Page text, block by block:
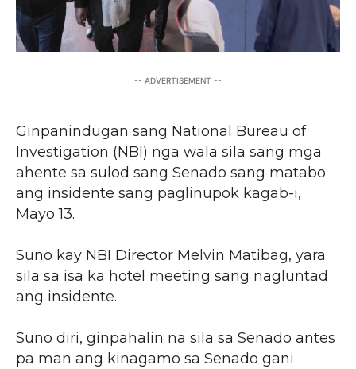
-- ADVERTISEMENT --
Ginpanindugan sang National Bureau of
Investigation (NBI) nga wala sila sang mga
ahente sa sulod sang Senado sang matabo
ang insidente sang paglinupok kagab-i,
Mayo 13.
Suno kay NBI Director Melvin Matibag, yara
sila sa isa ka hotel meeting sang nagluntad
ang insidente.
Suno diri, ginpahalin na sila sa Senado antes
pa man ang kinagamo sa Senado gani